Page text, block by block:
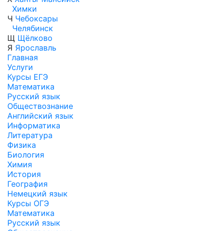
Химки
Ч Чебоксары
Челябинск
Щ Щёлково
Я Ярославль
Главная
Услуги
Курсы ЕГЭ
Математика
Русский язык
Обществознание
Английский язык
Информатика
Литература
Физика
Биология
Химия
История
География
Немецкий язык
Курсы ОГЭ
Математика
Русский язык